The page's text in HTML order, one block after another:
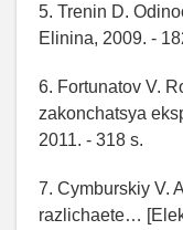
5. Trenin D.
Elinina, 2009. -
6. Fortunatov V.
zakonchatsya
2011. - 318 s.
7. Cymburskiy V.
razlichaete…